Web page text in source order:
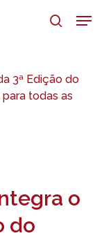
search
3ª Edição do
todas as
o
do